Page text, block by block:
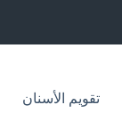
تقويم الأسنان